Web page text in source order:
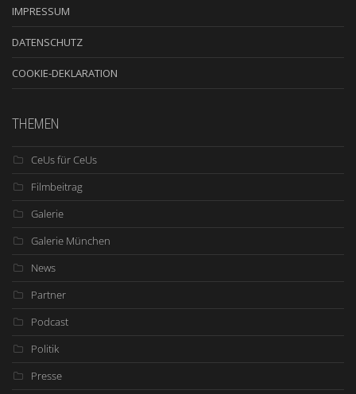
IMPRESSUM
DATENSCHUTZ
COOKIE-DEKLARATION
THEMEN
CeUs für CeUs
Filmbeitrag
Galerie
Galerie München
News
Partner
Podcast
Politik
Presse